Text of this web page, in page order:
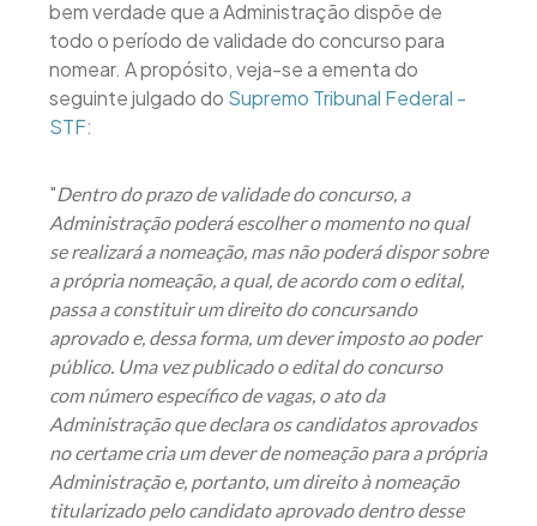
bem verdade que a Administração dispõe de
todo o período de validade do concurso para
nomear. A propósito, veja-se a ementa do
seguinte julgado do Supremo Tribunal Federal -
STF:
"Dentro do prazo de validade do concurso, a
Administração poderá escolher o momento no qual
se realizará a nomeação, mas não poderá dispor sobre
a própria nomeação, a qual, de acordo com o edital,
passa a constituir um direito do concursando
aprovado e, dessa forma, um dever imposto ao poder
público. Uma vez publicado o edital do concurso
com número específico de vagas, o ato da
Administração que declara os candidatos aprovados
no certame cria um dever de nomeação para a própria
Administração e, portanto, um direito à nomeação
titularizado pelo candidato aprovado dentro desse